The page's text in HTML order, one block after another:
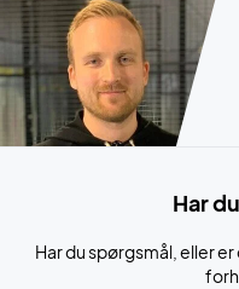
Har
Har du spørgsmål, eller